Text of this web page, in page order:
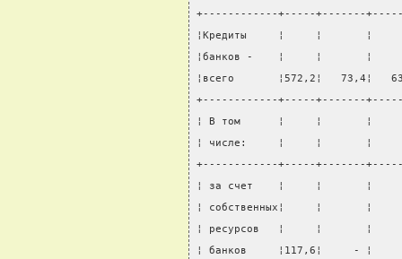
+------------+-----+-------
¦Кредиты     ¦     ¦
¦банков -    ¦     ¦
¦всего       ¦572,2¦   73,4¦
+------------+-----+-------
¦ В том      ¦     ¦       ¦
¦ числе:     ¦     ¦       ¦
+------------+-----+-------
¦ за счет    ¦     ¦
¦ собственных¦     ¦
¦ ресурсов   ¦     ¦
¦ банков     ¦117,6¦     -